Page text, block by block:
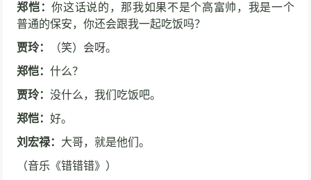
郑恺：你这话说的，那我如果不是个高富帅，我是一个
普通的保安，你还会跟我一起吃饭吗？
贾玲：
（笑）会呀。
郑恺：什么？
贾玲：没什么，我们吃饭吧。
郑恺：好。
刘宏禄： 大哥，就是他们。
（音乐《错错错》）